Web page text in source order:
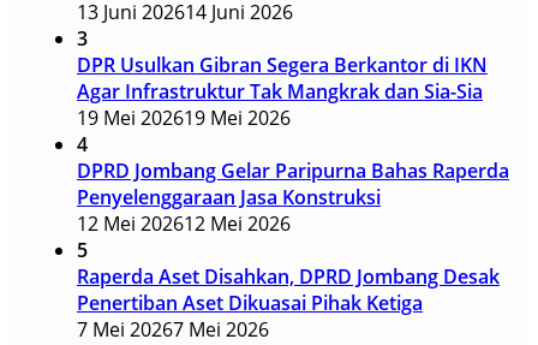
13 Juni 202614 Juni 2026
3
DPR Usulkan Gibran Segera Berkantor di IKN
Agar Infrastruktur Tak Mangkrak dan Sia-Sia
19 Mei 202619 Mei 2026
4
DPRD Jombang Gelar Paripurna Bahas Raperda
Penyelenggaraan Jasa Konstruksi
12 Mei 202612 Mei 2026
5
Raperda Aset Disahkan, DPRD Jombang Desak
Penertiban Aset Dikuasai Pihak Ketiga
7 Mei 20267 Mei 2026